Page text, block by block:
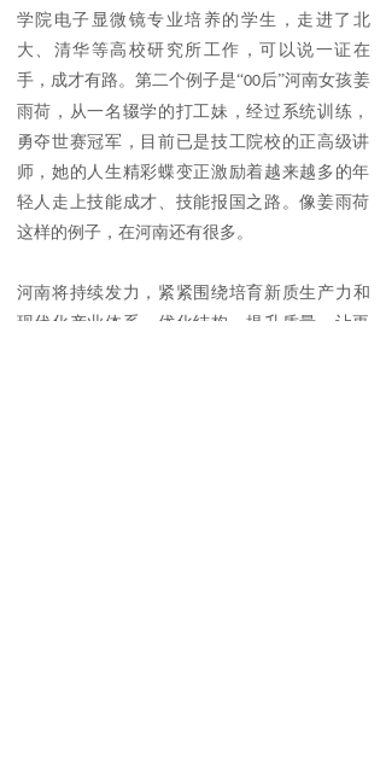
学院电子显微镜专业培养的学生，走进了北
大、清华等高校研究所工作，可以说一证在
手，成才有路。第二个例子是“00后”河南女孩姜
雨荷，从一名辍学的打工妹，经过系统训练，
勇夺世赛冠军，目前已是技工院校的正高级讲
师，她的人生精彩蝶变正激励着越来越多的年
轻人走上技能成才、技能报国之路。像姜雨荷
这样的例子，在河南还有很多。
河南将持续发力，紧紧围绕培育新质生产力和
现代化产业体系，优化结构，提升质量，让更